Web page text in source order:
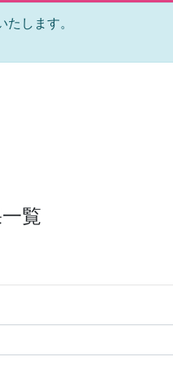
します。
覧